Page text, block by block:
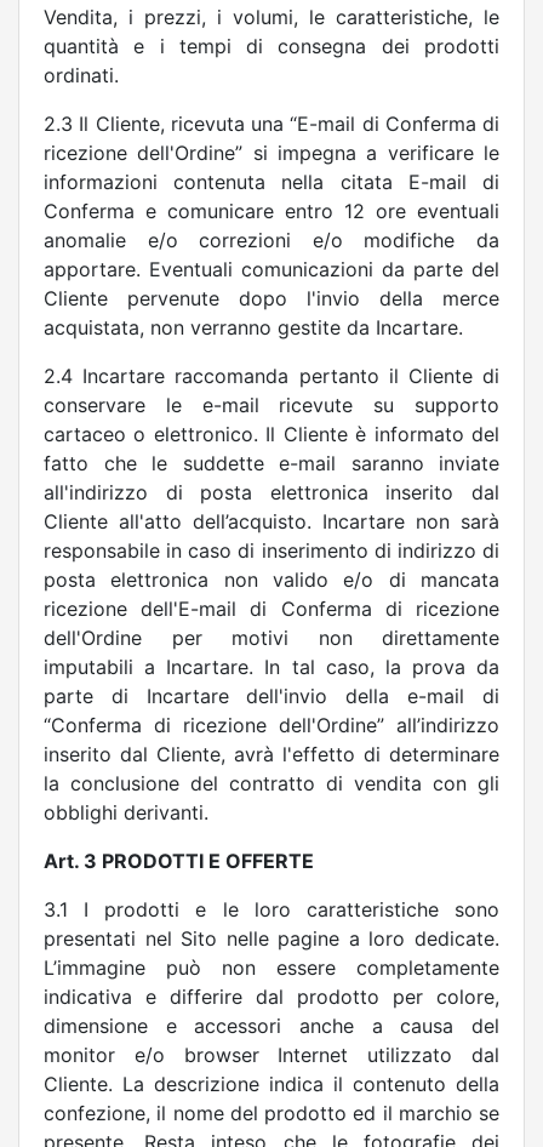
Vendita, i prezzi, i volumi, le caratteristiche, le
quantità e i tempi di consegna dei prodotti
ordinati.
2.3 Il Cliente, ricevuta una “E-mail di Conferma di
ricezione dell'Ordine” si impegna a verificare le
informazioni contenuta nella citata E-mail di
Conferma e comunicare entro 12 ore eventuali
anomalie e/o correzioni e/o modifiche da
apportare. Eventuali comunicazioni da parte del
Cliente pervenute dopo l'invio della merce
acquistata, non verranno gestite da Incartare.
2.4 Incartare raccomanda pertanto il Cliente di
conservare le e-mail ricevute su supporto
cartaceo o elettronico. Il Cliente è informato del
fatto che le suddette e-mail saranno inviate
all'indirizzo di posta elettronica inserito dal
Cliente all'atto dell’acquisto. Incartare non sarà
responsabile in caso di inserimento di indirizzo di
posta elettronica non valido e/o di mancata
ricezione dell'E-mail di Conferma di ricezione
dell'Ordine per motivi non direttamente
imputabili a Incartare. In tal caso, la prova da
parte di Incartare dell'invio della e-mail di
“Conferma di ricezione dell'Ordine” all’indirizzo
inserito dal Cliente, avrà l'effetto di determinare
la conclusione del contratto di vendita con gli
obblighi derivanti.
Art. 3 PRODOTTI E OFFERTE
3.1 I prodotti e le loro caratteristiche sono
presentati nel Sito nelle pagine a loro dedicate.
L’immagine può non essere completamente
indicativa e differire dal prodotto per colore,
dimensione e accessori anche a causa del
monitor e/o browser Internet utilizzato dal
Cliente. La descrizione indica il contenuto della
confezione, il nome del prodotto ed il marchio se
presente .Resta inteso che le fotografie dei